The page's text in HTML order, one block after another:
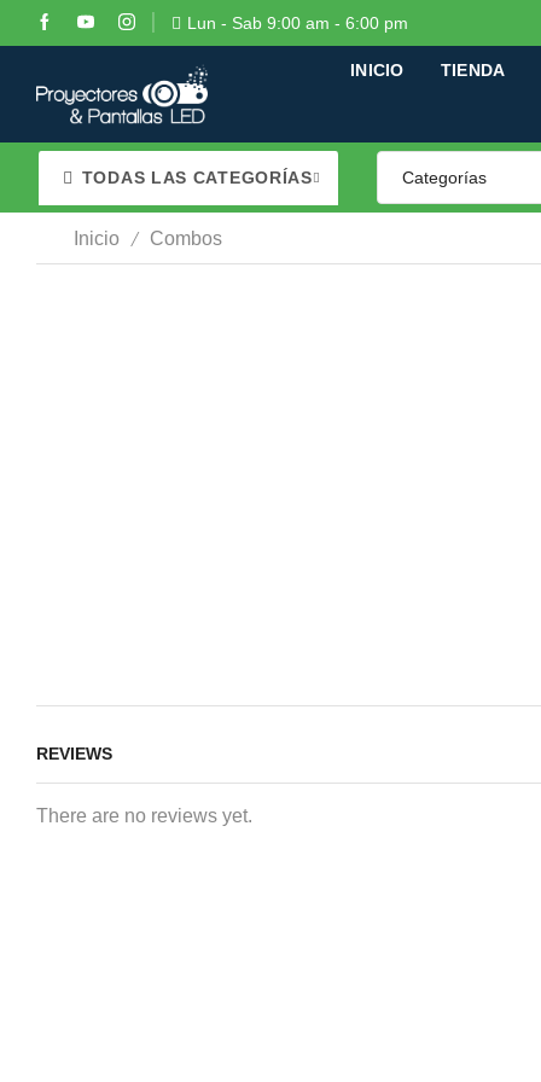
Lun - Sab 9:00 am - 6:00 pm
INICIO TIENDA
TODAS LAS CATEGORÍAS
Inicio / Combos
REVIEWS
There are no reviews yet.